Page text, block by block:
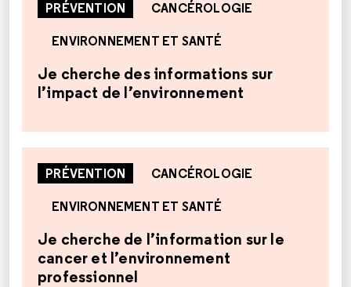
PRÉVENTION CANCÉROLOGIE
ENVIRONNEMENT ET SANTÉ
Je cherche des informations sur
l’impact de l’environnement
PRÉVENTION CANCÉROLOGIE
ENVIRONNEMENT ET SANTÉ
Je cherche de l’information sur le
cancer et l’environnement
professionnel